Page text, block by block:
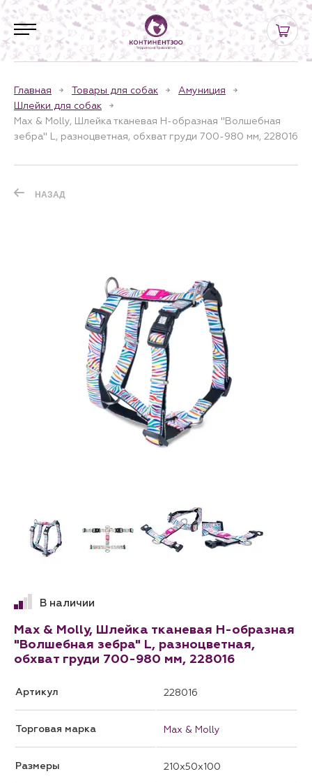
Главная Товары для собак
Амуниция
Шлейки для собак
Max & Molly, Шлейка тканевая H-образная "Волшебная
зебра" L, разноцветная, обхват груди 700-980 мм, 228016
НАЗАД
В наличии
Max & Molly, Шлейка тканевая H-образная
"Волшебная зебра" L, разноцветная,
обхват груди 700-980 мм, 228016
Артикул 228016
Торговая марка Max & Molly
Размеры 210x50x100